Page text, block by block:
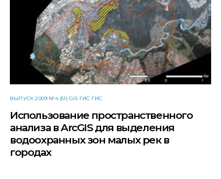
ВЫПУСК 2009 №4 (51) GIS ГИС ГИС
Использование пространственного
анализа в ArcGIS для выделения
водоохранных зон малых рек в
городах